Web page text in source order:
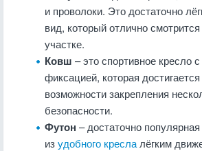
и проволоки. Это достаточно
вид, который отлично
участке.
Ковш – это спортивное кресло
фиксацией, которая
возможности закрепления
безопасности.
Футон – достаточно
изудобного кресла лёгким